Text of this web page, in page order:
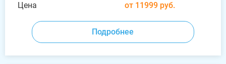
Цена
от 11999 руб.
Подробнее